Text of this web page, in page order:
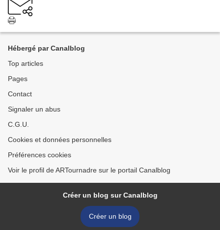
Hébergé par Canalblog
Top articles
Pages
Contact
Signaler un abus
C.G.U.
Cookies et données personnelles
Préférences cookies
Voir le profil de ARTournadre sur le portail Canalblog
Créer un blog sur Canalblog
Créer un blog